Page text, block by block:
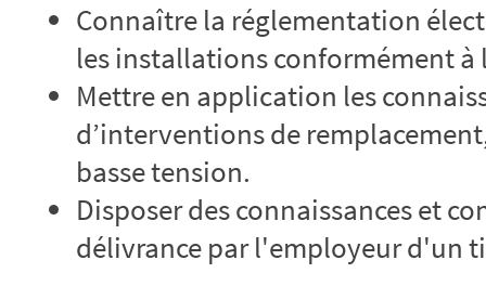
Connaître la réglementation
les installations conformément à
Mettre en application les
d’interventions de
basse tension.
Disposer des connaissances et
délivrance par l'employeur d'un